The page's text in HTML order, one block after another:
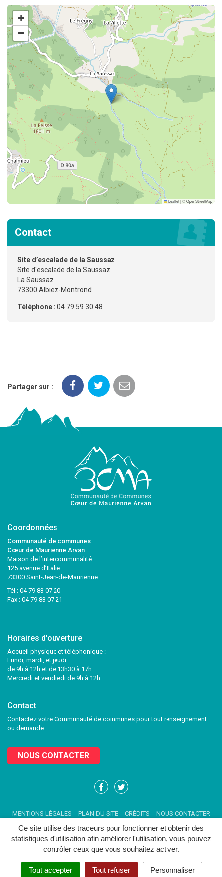
Ce site utilise des traceurs pour fonctionner et obtenir des
statistiques d'utilisation afin améliorer l'utilisation, vous pouvez
contrôler ceux que vous souhaitez activer.
Tout accepter Tout refuser Personnaliser
+
−
Leaflet|©OpenStreetMap
Contact
Site d’escalade de la Saussaz
Site d'escalade de la Saussaz
La Saussaz
73300 Albiez-Montrond
Téléphone : 04 79 59 30 48
Partager sur :
Coordonnées
Communauté de communes
Cœur de Maurienne Arvan
Maison de l’intercommunalité
125 avenue d’Italie
73300 Saint-Jean-de-Maurienne
Tél : 04 79 83 07 20
Fax : 04 79 83 07 21
Horaires d'ouverture
Accueil physique et téléphonique :
Lundi, mardi, et jeudi
de 9h à 12h et de 13h30 à 17h.
Mercredi et vendredi de 9h à 12h.
Contact
Contactez votre Communauté de communes pour tout renseignement
ou demande.
NOUS CONTACTER
Lien
compte
Facebook
Lien
compte
Twitter
MENTIONS LÉGALES PLAN DU SITE CRÉDITS NOUS CONTACTER